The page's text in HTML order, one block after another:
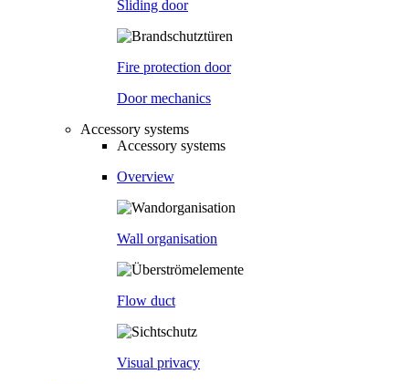
Sliding door
Fire protection door
Door mechanics
Accessory systems
Accessory systems
Overview
Wall organisation
Flow duct
Visual privacy